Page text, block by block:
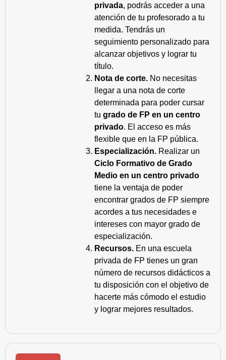
privada, podrás acceder a una
atención de tu profesorado a tu
medida. Tendrás un
seguimiento personalizado para
alcanzar objetivos y lograr tu
título.
Nota de corte. No necesitas
llegar a una nota de corte
determinada para poder cursar
tu grado de FP en un centro
privado. El acceso es más
flexible que en la FP pública.
Especialización. Realizar un
Ciclo Formativo de Grado
Medio en un centro privado
tiene la ventaja de poder
encontrar grados de FP siempre
acordes a tus necesidades e
intereses con mayor grado de
especialización.
Recursos. En una escuela
privada de FP tienes un gran
número de recursos didácticos a
tu disposición con el objetivo de
hacerte más cómodo el estudio
y lograr mejores resultados.